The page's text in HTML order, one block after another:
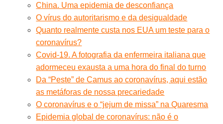
China. Uma epidemia de desconfiança
O vírus do autoritarismo e da desigualdade
Quanto realmente custa nos EUA um teste para o
coronavírus?
Covid-19. A fotografia da enfermeira italiana que
adormeceu exausta a uma hora do final do turno
Da “Peste” de Camus ao coronavírus, aqui estão
as metáforas de nossa precariedade
O coronavírus e o “jejum de missa” na Quaresma
Epidemia global de coronavírus: não é o